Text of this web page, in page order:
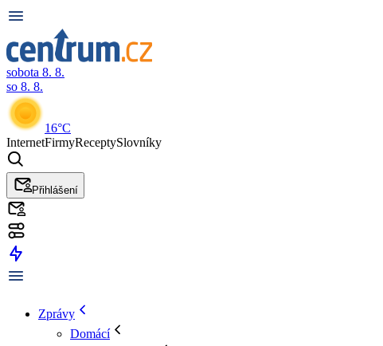
sobota 8. 8.
so 8. 8.
16°C
InternetFirmyReceptySlovníky
Přihlášení
Zprávy
Domácí